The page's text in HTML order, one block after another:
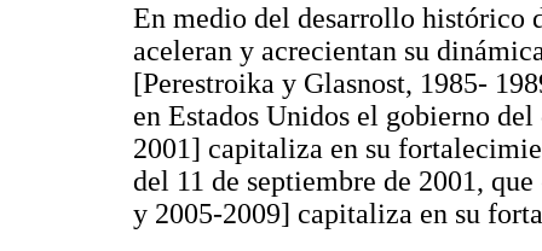
En medio del desarrollo histórico
aceleran y acrecientan su
[Perestroika y Glasnost, 1985-
en Estados Unidos el gobierno
2001] capitaliza en su
del 11 de septiembre de 2001,
y 2005-2009] capitaliza en su